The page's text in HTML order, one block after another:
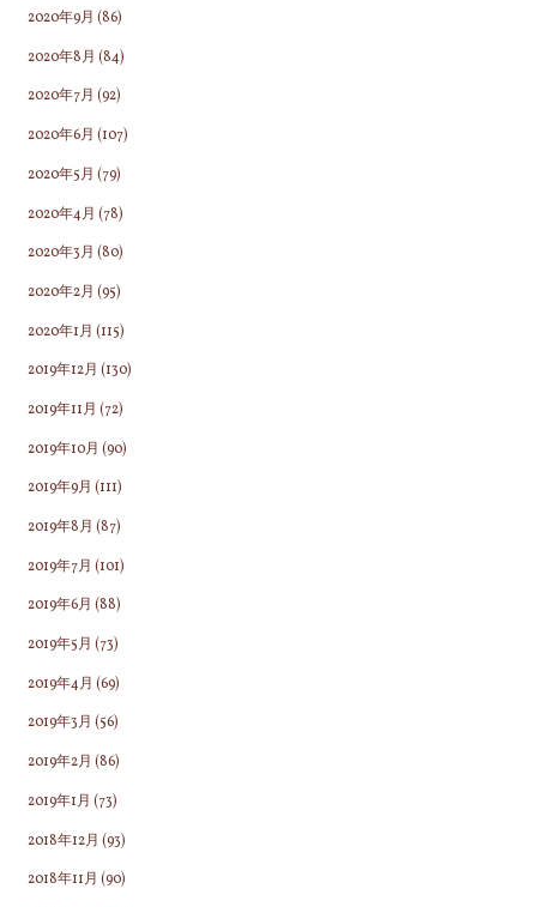
2020年9月 (86)
2020年8月 (84)
2020年7月 (92)
2020年6月 (107)
2020年5月 (79)
2020年4月 (78)
2020年3月 (80)
2020年2月 (95)
2020年1月 (115)
2019年12月 (130)
2019年11月 (72)
2019年10月 (90)
2019年9月 (111)
2019年8月 (87)
2019年7月 (101)
2019年6月 (88)
2019年5月 (73)
2019年4月 (69)
2019年3月 (56)
2019年2月 (86)
2019年1月 (73)
2018年12月 (93)
2018年11月 (90)